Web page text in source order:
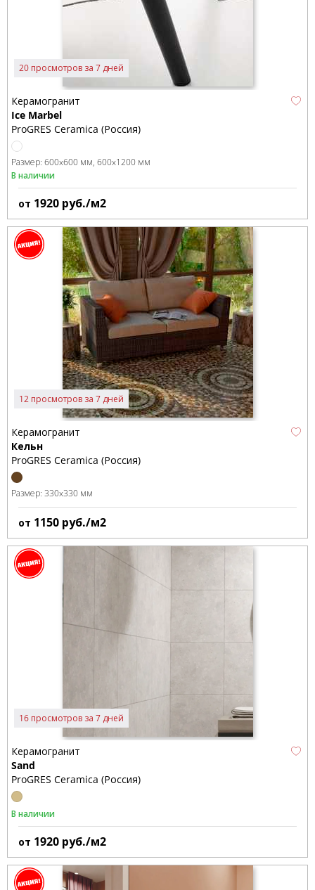
20 просмотров за 7 дней
Керамогранит
Ice Marbel
ProGRES Ceramica (Россия)
Размер: 600x600 мм 600x1200 мм
В наличии
от 1920 руб./м2
12 просмотров за 7 дней
Керамогранит
Кельн
ProGRES Ceramica (Россия)
Размер: 330x330 мм
от 1150 руб./м2
16 просмотров за 7 дней
Керамогранит
Sand
ProGRES Ceramica (Россия)
В наличии
от 1920 руб./м2